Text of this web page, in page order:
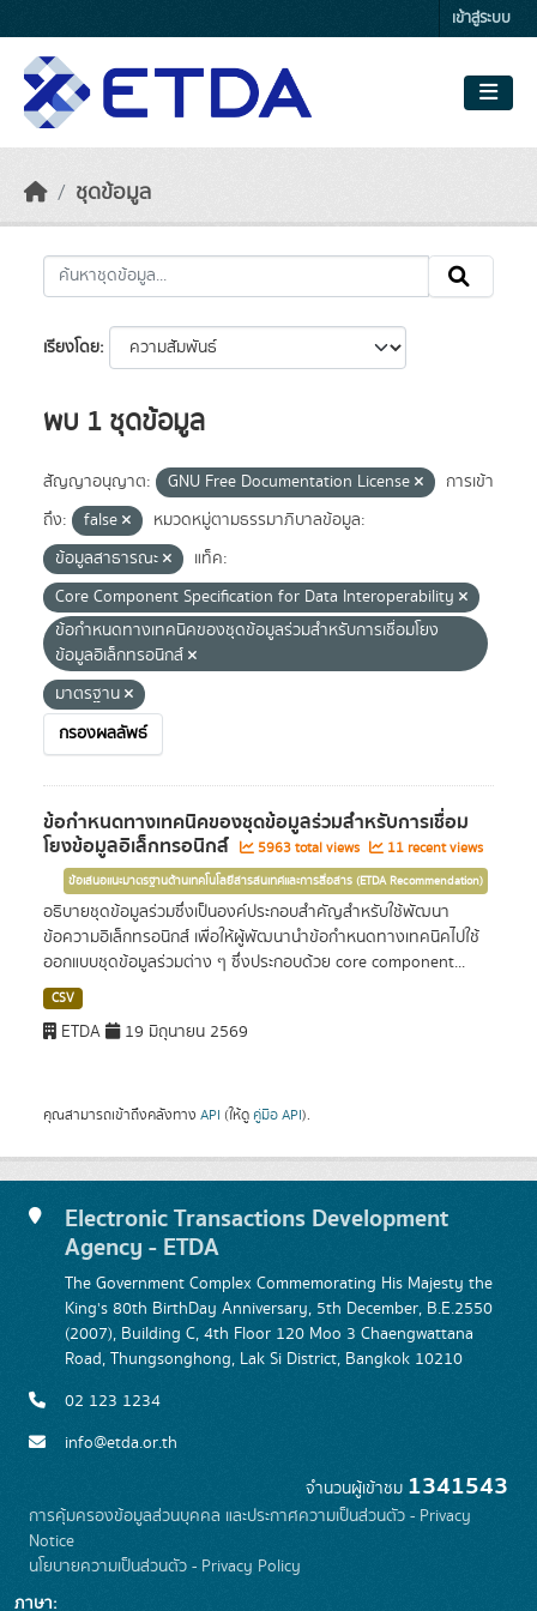
เข้าสู่ระบบ
ชุดข้อมูล
เรียงโดย
พบ 1 ชุดข้อมูล
สัญญาอนุญาต: GNU Free Documentation License
การเข้า
ถึง:
false
หมวดหมู่ตามธรรมาภิบาลข้อมูล:
ข้อมูลสาธารณะ
แท็ค:
Core Component Specification for Data Interoperability
ข้อกำหนดทางเทคนิคของชุดข้อมูลร่วมสำหรับการเชื่อมโยง
ข้อมูลอิเล็กทรอนิกส์
มาตรฐาน
กรองผลลัพธ์
ข้อกำหนดทางเทคนิคของชุดข้อมูลร่วมสำหรับการเชื่อม
โยงข้อมูลอิเล็กทรอนิกส์ 5963 total views 11 recent views
ข้อเสนอแนะมาตรฐานด้านเทคโนโลยีสารสนเทศและการสื่อสาร (ETDA Recommendation)
อธิบายชุดข้อมูลร่วมซึ่งเป็นองค์ประกอบสำคัญสำหรับใช้พัฒนา
ข้อความอิเล็กทรอนิกส์ เพื่อให้ผู้พัฒนานำข้อกำหนดทางเทคนิคไปใช้
ออกแบบชุดข้อมูลร่วมต่าง ๆ ซึ่งประกอบด้วย core component...
CSV
ETDA 19 มิถุนายน 2569
คุณสามารถเข้าถึงคลังทาง API (ให้ดู คู่มือ API).
Electronic Transactions Development
Agency - ETDA
The Government Complex Commemorating His Majesty the
King's 80th BirthDay Anniversary, 5th December, B.E.2550
(2007), Building C, 4th Floor 120 Moo 3 Chaengwattana
Road, Thungsonghong, Lak Si District, Bangkok 10210
02 123 1234
info@etda.or.th
จำนวนผู้เข้าชม 1341543
การคุ้มครองข้อมูลส่วนบุคคล และประกาศความเป็นส่วนตัว - Privacy
Notice
นโยบายความเป็นส่วนตัว - Privacy Policy
ภาษา